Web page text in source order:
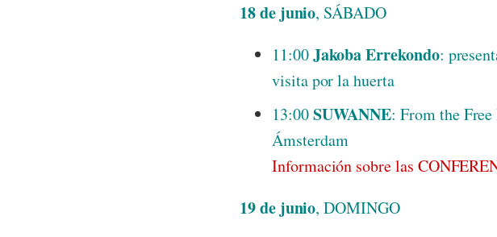
18de junio, SÁBADO
11:00Jakoba Errekondo:
visita por la huerta
13:00SUWANNE: From the
Ámsterdam
Información sobre las
19de junio, DOMINGO